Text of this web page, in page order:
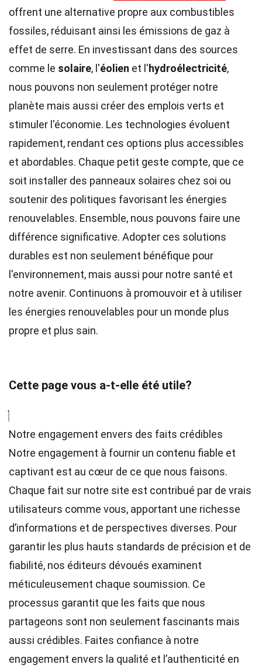
offrent une alternative propre aux combustibles
fossiles, réduisant ainsi les émissions de gaz à
effet de serre. En investissant dans des sources
comme le solaire, l'éolien et l'hydroélectricité,
nous pouvons non seulement protéger notre
planète mais aussi créer des emplois verts et
stimuler l'économie. Les technologies évoluent
rapidement, rendant ces options plus accessibles
et abordables. Chaque petit geste compte, que ce
soit installer des panneaux solaires chez soi ou
soutenir des politiques favorisant les énergies
renouvelables. Ensemble, nous pouvons faire une
différence significative. Adopter ces solutions
durables est non seulement bénéfique pour
l'environnement, mais aussi pour notre santé et
notre avenir. Continuons à promouvoir et à utiliser
les énergies renouvelables pour un monde plus
propre et plus sain.
Cette page vous a-t-elle été utile?
Notre engagement envers des faits crédibles
Notre engagement à fournir un contenu fiable et
captivant est au cœur de ce que nous faisons.
Chaque fait sur notre site est contribué par de vrais
utilisateurs comme vous, apportant une richesse
d’informations et de perspectives diverses. Pour
garantir les plus hauts standards de précision et de
fiabilité, nos éditeurs dévoués examinent
méticuleusement chaque soumission. Ce
processus garantit que les faits que nous
partageons sont non seulement fascinants mais
aussi crédibles. Faites confiance à notre
engagement envers la qualité et l’authenticité en